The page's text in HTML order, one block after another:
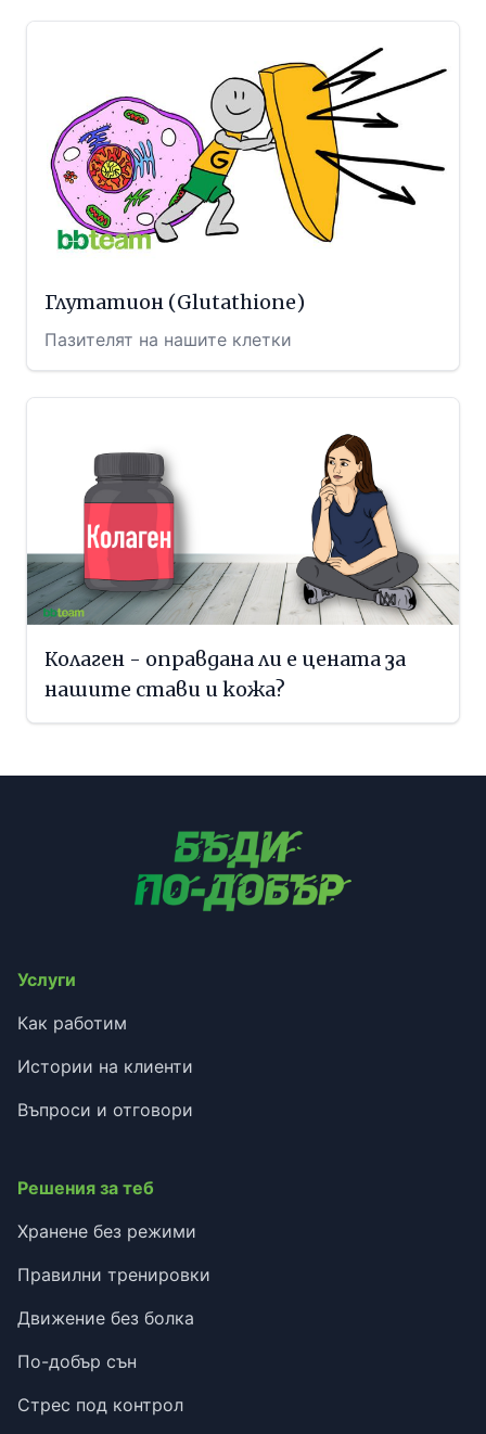
Глутатион (Glutathione)
Пазителят на нашите клетки
Колаген - оправдана ли е цената за
нашите стави и кожа?
Услуги
Как работим
Истории на клиенти
Въпроси и отговори
Решения за теб
Хранене без режими
Правилни тренировки
Движение без болка
По-добър сън
Стрес под контрол